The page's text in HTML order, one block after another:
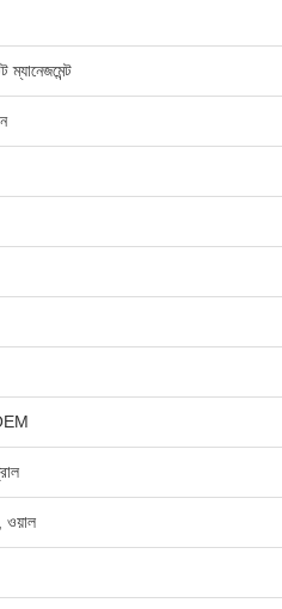
ম্যানেজমেন্ট